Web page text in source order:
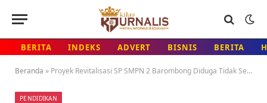
BERITA INDEKS ADVERT BISNIS BERITA
Beranda » Proyek Revitalisasi SP SMPN 2 Barombong Diduga Tidak Sesuai RAB
PENDIDIKAN